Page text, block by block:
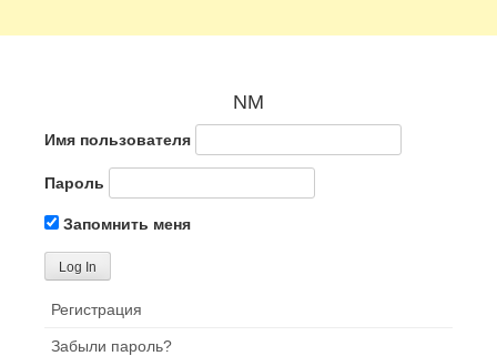
NM
Имя пользователя
Пароль
Запомнить меня
Регистрация
Забыли пароль?